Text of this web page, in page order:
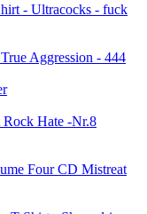
- Ultracocks - fuck
Aggression - 444
Hate -Nr.8
Mistreat